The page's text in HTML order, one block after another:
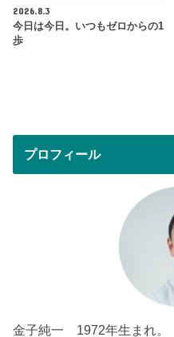
2026.8.3
今日は今日。いつもゼロからの1
歩
プロフィール
金子純一 1972年生まれ。